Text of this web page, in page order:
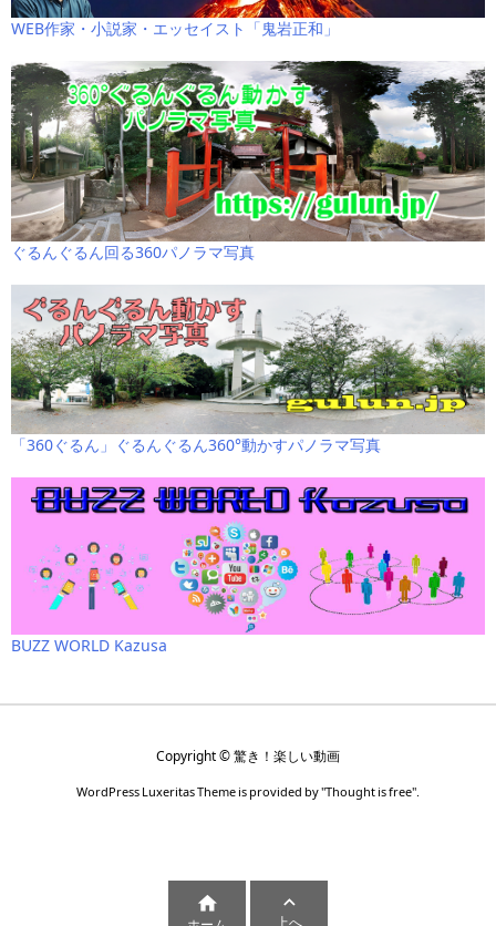
WEB作家・小説家・エッセイスト「鬼岩正和」
ぐるんぐるん回る360パノラマ写真
「360ぐるん」ぐるんぐるん360°動かすパノラマ写真
BUZZ WORLD Kazusa
Copyright ©驚き！楽しい動画
WordPress Luxeritas Theme is provided by "Thought is free".
 
上へ